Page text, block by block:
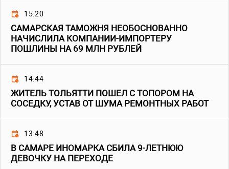
15:20
САМАРСКАЯ ТАМОЖНЯ НЕОБОСНОВАННО
НАЧИСЛИЛА КОМПАНИИ-ИМПОРТЕРУ
ПОШЛИНЫ НА 69 МЛН РУБЛЕЙ
14:44
ЖИТЕЛЬ ТОЛЬЯТТИ ПОШЕЛ С ТОПОРОМ НА
СОСЕДКУ, УСТАВ ОТ ШУМА РЕМОНТНЫХ РАБОТ
13:48
В САМАРЕ ИНОМАРКА СБИЛА 9-ЛЕТНЮЮ
ДЕВОЧКУ НА ПЕРЕХОДЕ